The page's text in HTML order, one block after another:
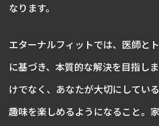
なります。
エターナルフィットでは、医師と
に基づき、本質的な解決を目指し
けでなく、あなたが大切にしてい
趣味を楽しめるようになること。